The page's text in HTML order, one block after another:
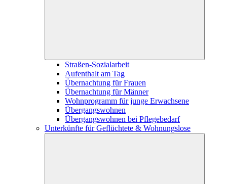
Straßen-Sozialarbeit
Aufenthalt am Tag
Übernachtung für Frauen
Übernachtung für Männer
Wohnprogramm für junge Erwachsene
Übergangswohnen
Übergangswohnen bei Pflegebedarf
Unterkünfte für Geflüchtete & Wohnungslose